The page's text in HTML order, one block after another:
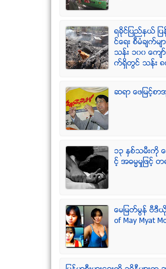
ရခုိင္ျပည္နယ္
င္ေရး စီမံခ်က္မ်ာ
သန္း ၁၀၀ ေက်
က္ရွိတြင္ သန္း ၈
ဆရာ ေဖျမင့္စာ
၁၃ ႏွစ္သမီးကို ေ
င့္ အဓမၼမႈျဖင့္ တ
ေမျမတ္မြန္ ဗီဒီ
of May Myat